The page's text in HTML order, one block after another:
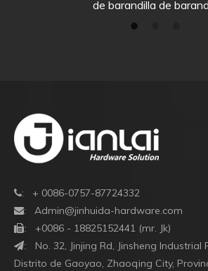
de barandilla de
: + 0086-0757-87724332
: Admin@jinhuida-hardware.com
: +0086 - 18825152441 (mr. Jk)
: No. 32, Jinjing Rd, Jinsheng Industrial
Distrito de Gaoyao, Zhaoqing City,